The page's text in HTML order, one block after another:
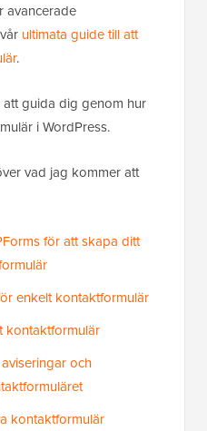
avancerade
ultimata guide till att
.
guida dig genom hur
i WordPress.
vad jag kommer att
för att skapa ditt
enkelt kontaktformulär
kontaktformulär
och
kontaktformulär